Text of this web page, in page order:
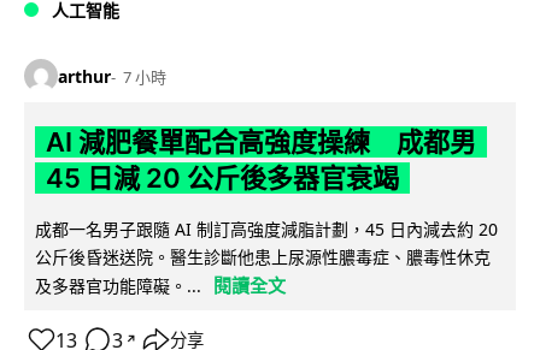
人工智能
arthur 7 小時
AI 減肥餐單配合高強度操練 成都男
45 日減 20 公斤後多器官衰竭
成都一名男子跟隨 AI 制訂高強度減脂計劃，45 日內減去約 20
公斤後昏迷送院。醫生診斷他患上尿源性膿毒症、膿毒性休克
及多器官功能障礙。...
閱讀全文
13 3 ↗ 分享